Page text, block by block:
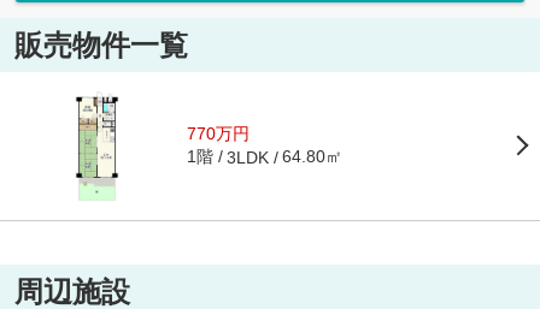
販売物件一覧
770万円
1階 3LDK 64.80㎡
周辺施設